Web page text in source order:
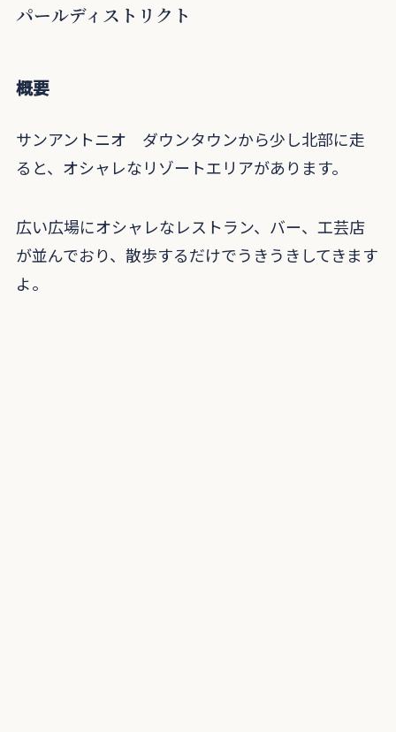
パールディストリクト
概要
サンアントニオ ダウンタウンから少し北部に走
ると、オシャレなリゾートエリアがあります。
広い広場にオシャレなレストラン、バー、工芸店
が並んでおり、散歩するだけでうきうきしてきます
よ。